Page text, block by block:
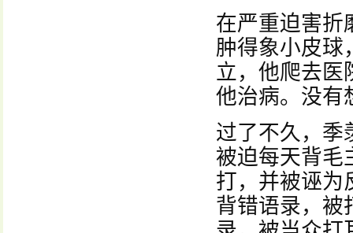
在严重迫害折
肿得象小皮球
立，他爬去医
他治病。没有
过了不久，季
被迫每天背毛
打，并被诬为
背错语录，被